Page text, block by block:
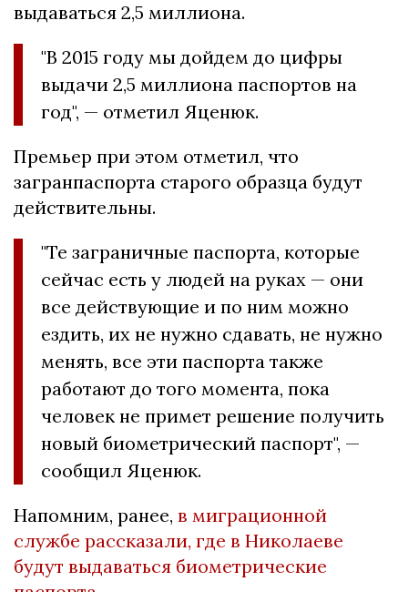
выдаваться 2,5 миллиона.
"В 2015 году мы дойдем до цифры
выдачи 2,5 миллиона паспортов на
год", — отметил Яценюк.
Премьер при этом отметил, что
загранпаспорта старого образца будут
действительны.
"Те заграничные паспорта, которые
сейчас есть у людей на руках — они
все действующие и по ним можно
ездить, их не нужно сдавать, не нужно
менять, все эти паспорта также
работают до того момента, пока
человек не примет решение получить
новый биометрический паспорт", —
сообщил Яценюк.
Напомним, ранее, в миграционной
службе рассказали, где в Николаеве
будут выдаваться биометрические